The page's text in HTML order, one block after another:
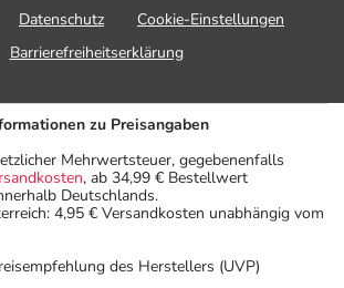
Datenschutz
Cookie-Einstellungen
Barrierefreiheitserklärung
zu Preisangaben
Mehrwertsteuer, gegebenenfalls
, ab 34,99 € Bestellwert
Deutschlands.
4,95 € Versandkosten unabhängig vom
des Herstellers (UVP)